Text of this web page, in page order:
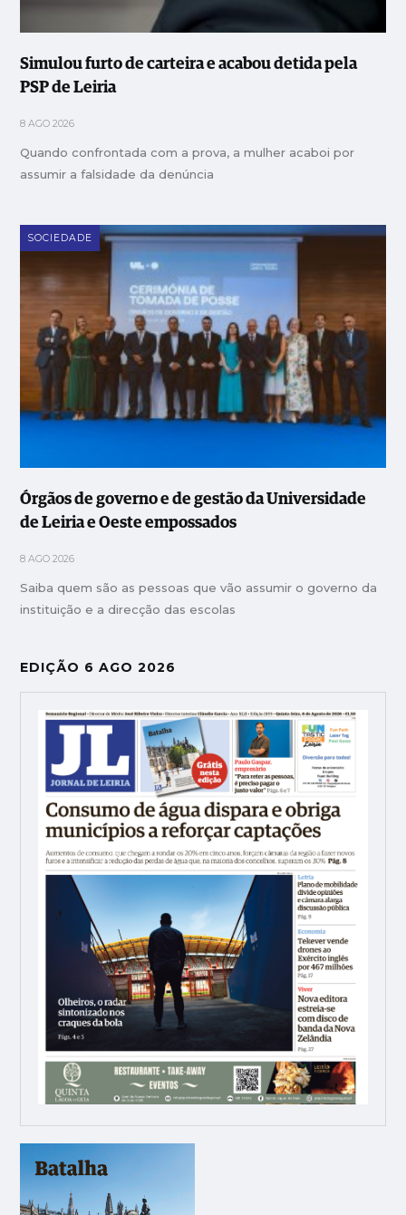
Simulou furto de carteira e acabou detida pela
PSP de Leiria
8 AGO 2026
Quando confrontada com a prova, a mulher acaboi por
assumir a falsidade da denúncia
SOCIEDADE
Órgãos de governo e de gestão da Universidade
de Leiria e Oeste empossados
8 AGO 2026
Saiba quem são as pessoas que vão assumir o governo da
instituição e a direcção das escolas
EDIÇÃO 6 AGO 2026